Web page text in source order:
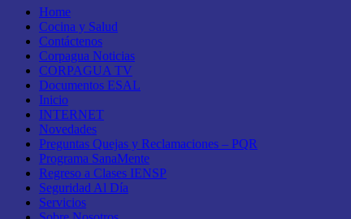
Home
Cocina y Salud
Contáctenos
Corpagua Noticias
CORPAGUA TV
Documentos ESAL
Inicio
INTERNET
Novedades
Preguntas Quejas y Reclamaciones – PQR
Programa SanaMente
Regreso a Clases IENSP
Seguridad Al Día
Servicios